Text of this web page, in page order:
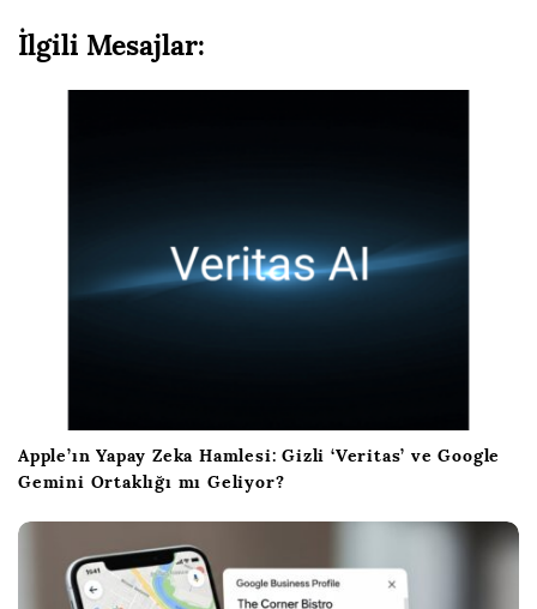
İlgili Mesajlar:
Apple’ın Yapay Zeka Hamlesi: Gizli ‘Veritas’ ve Google
Gemini Ortaklığı mı Geliyor?